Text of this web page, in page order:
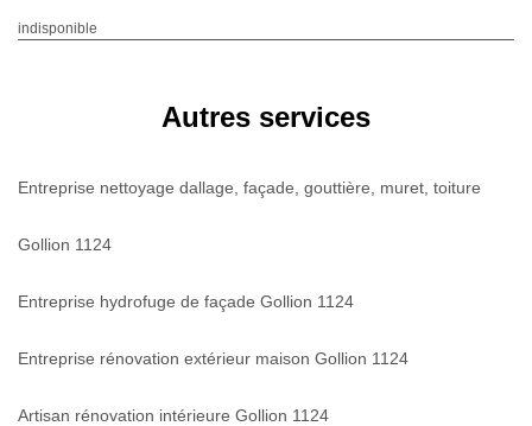
indisponible
Autres services
Entreprise nettoyage dallage, façade, gouttière, muret, toiture
Gollion 1124
Entreprise hydrofuge de façade Gollion 1124
Entreprise rénovation extérieur maison Gollion 1124
Artisan rénovation intérieure Gollion 1124